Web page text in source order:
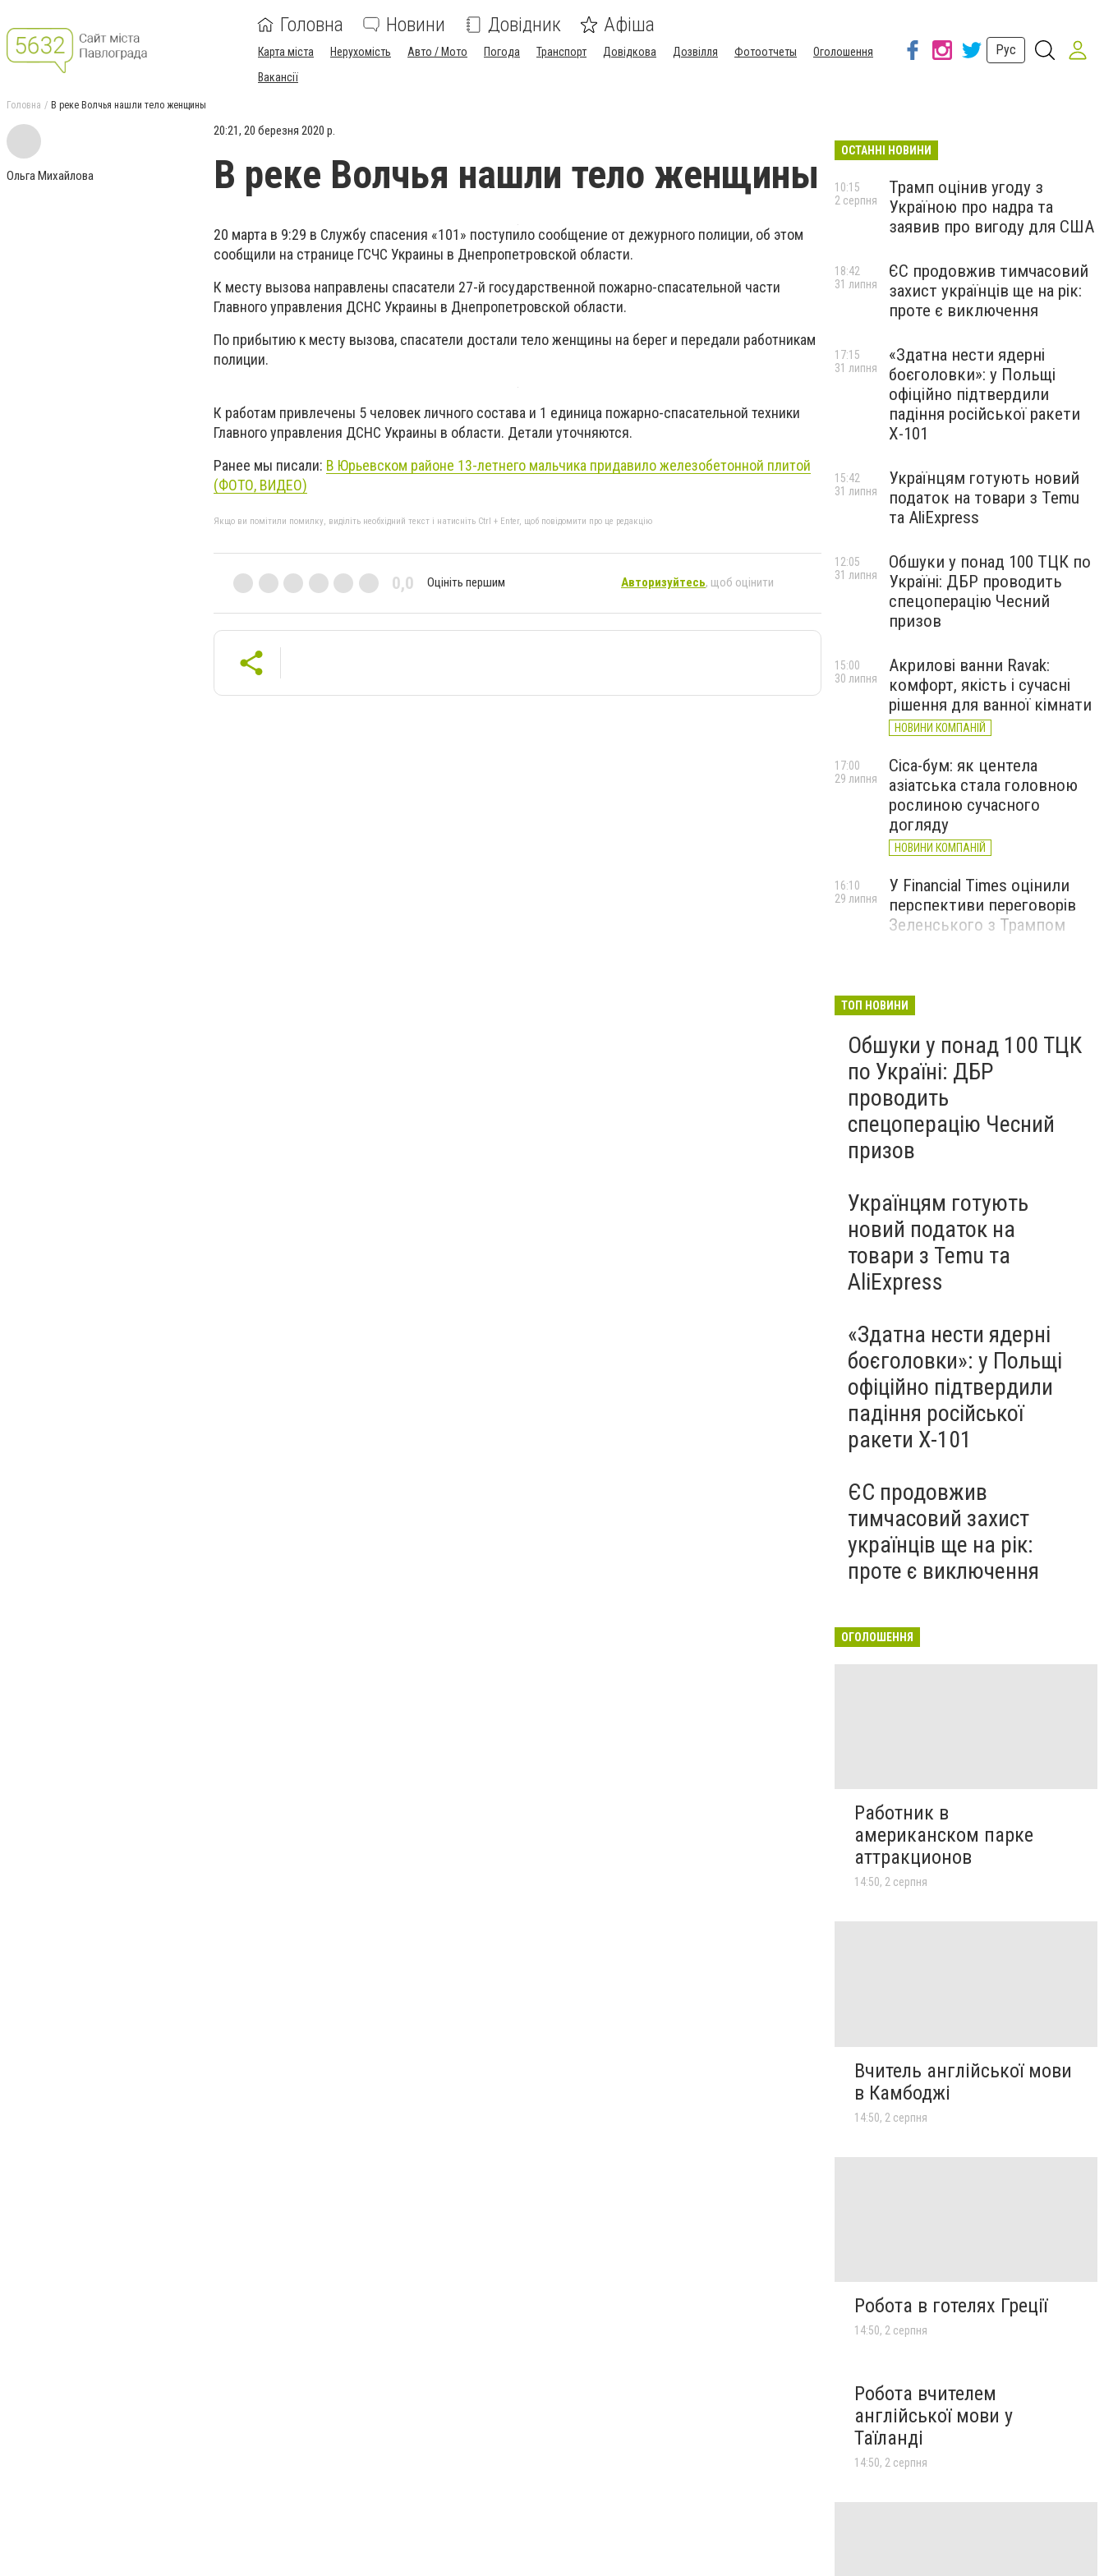
Головна Новини Довідник Афіша
Карта міста Нерухомість Авто / Мото Погода Транспорт Довідкова Дозвілля Фотоотчеты
Оголошення
Вакансії
Рус
Головна В реке Волчья нашли тело женщины
Ольга Михайлова
20:21, 20 березня 2020 р.
В реке Волчья нашли тело женщины
20 марта в 9:29 в Службу спасения «101» поступило сообщение от дежурного полиции, об этом
сообщили на странице ГСЧС Украины в Днепропетровской области.
К месту вызова направлены спасатели 27-й государственной пожарно-спасательной части
Главного управления ДСНС Украины в Днепропетровской области.
По прибытию к месту вызова, спасатели достали тело женщины на берег и передали работникам
полиции.
К работам привлечены 5 человек личного состава и 1 единица пожарно-спасательной техники
Главного управления ДСНС Украины в области. Детали уточняются.
Ранее мы писали: В Юрьевском районе 13-летнего мальчика придавило железобетонной плитой
(ФОТО, ВИДЕО)
Якщо ви помітили помилку, виділіть необхідний текст і натисніть Ctrl + Enter, щоб повідомити про це редакцію
0,0 Оцініть першим Авторизуйтесь, щоб оцінити
ОСТАННІ НОВИНИ
Трамп оцінив угоду з
Україною про надра та
заявив про вигоду для США
10:15
2 серпня
ЄС продовжив тимчасовий
захист українців ще на рік:
проте є виключення
18:42
31 липня
«Здатна нести ядерні
боєголовки»: у Польщі
офіційно підтвердили
падіння російської ракети
Х-101
17:15
31 липня
Українцям готують новий
податок на товари з Temu
та AliExpress
15:42
31 липня
Обшуки у понад 100 ТЦК по
Україні: ДБР проводить
спецоперацію Чесний
призов
12:05
31 липня
Акрилові ванни Ravak:
комфорт, якість і сучасні
рішення для ванної кімнати
НОВИНИ КОМПАНІЙ
15:00
30 липня
Cica-бум: як центела
азіатська стала головною
рослиною сучасного
догляду
НОВИНИ КОМПАНІЙ
17:00
29 липня
У Financial Times оцінили
перспективи переговорів
Зеленського з Трампом
16:10
29 липня
ТОП НОВИНИ
Обшуки у понад 100 ТЦК
по Україні: ДБР
проводить
спецоперацію Чесний
призов
Українцям готують
новий податок на
товари з Temu та
AliExpress
«Здатна нести ядерні
боєголовки»: у Польщі
офіційно підтвердили
падіння російської
ракети Х-101
ЄС продовжив
тимчасовий захист
українців ще на рік:
проте є виключення
ОГОЛОШЕННЯ
Работник в
американском парке
аттракционов
14:50, 2 серпня
Вчитель англійської мови
в Камбоджі
14:50, 2 серпня
Робота в готелях Греції
14:50, 2 серпня
Робота вчителем
англійської мови у
Таїланді
14:50, 2 серпня